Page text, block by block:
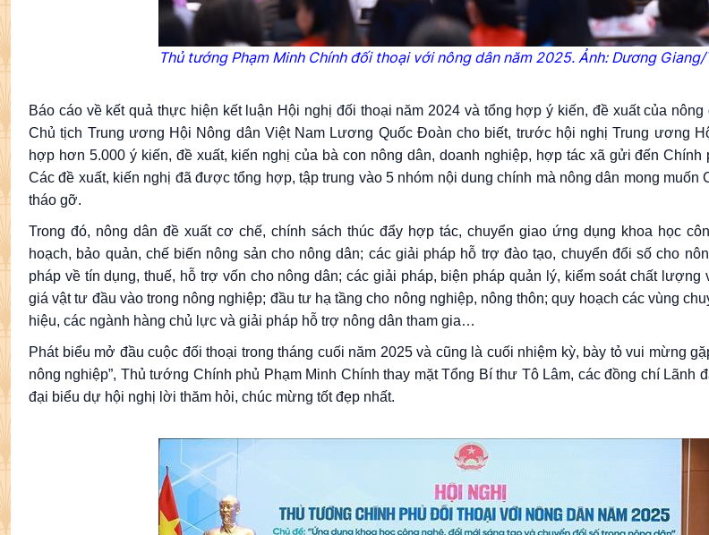
Thủ tướng Phạm Minh Chính đối thoại với nông dân năm 2025. Ảnh: Dương Giang/
Báo cáo về kết quả thực hiện kết luận Hội nghị đối thoại năm 2024 và tổng hợp ý kiến, đề xuất của
Chủ tịch Trung ương Hội Nông dân Việt Nam Lương Quốc Đoàn cho biết, trước hội nghị Trung ương
hợp hơn 5.000 ý kiến, đề xuất, kiến nghị của bà con nông dân, doanh nghiệp, hợp tác xã gửi đến
Các đề xuất, kiến nghị đã được tổng hợp, tập trung vào 5 nhóm nội dung chính mà nông dân mong muốn
tháo gỡ.
Trong đó, nông dân đề xuất cơ chế, chính sách thúc đẩy hợp tác, chuyển giao ứng dụng khoa học
hoạch, bảo quản, chế biến nông sản cho nông dân; các giải pháp hỗ trợ đào tạo, chuyển đổi số cho
pháp về tín dụng, thuế, hỗ trợ vốn cho nông dân; các giải pháp, biện pháp quản lý, kiểm soát chất lượng
giá vật tư đầu vào trong nông nghiệp; đầu tư hạ tầng cho nông nghiệp, nông thôn; quy hoạch các vùng
hiệu, các ngành hàng chủ lực và giải pháp hỗ trợ nông dân tham gia…
Phát biểu mở đầu cuộc đối thoại trong tháng cuối năm 2025 và cũng là cuối nhiệm kỳ, bày tỏ vui mừng
nông nghiệp”, Thủ tướng Chính phủ Phạm Minh Chính thay mặt Tổng Bí thư Tô Lâm, các đồng chí
đại biểu dự hội nghị lời thăm hỏi, chúc mừng tốt đẹp nhất.